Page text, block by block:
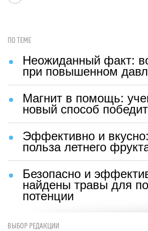
ПО ТЕМЕ
Неожиданный факт:
при повышенном
Магнит в помощь:
новый способ
Эффективно и
польза летнего
Безопасно и
найдены травы для
потенции
ВЫБОР РЕДАКЦИИ